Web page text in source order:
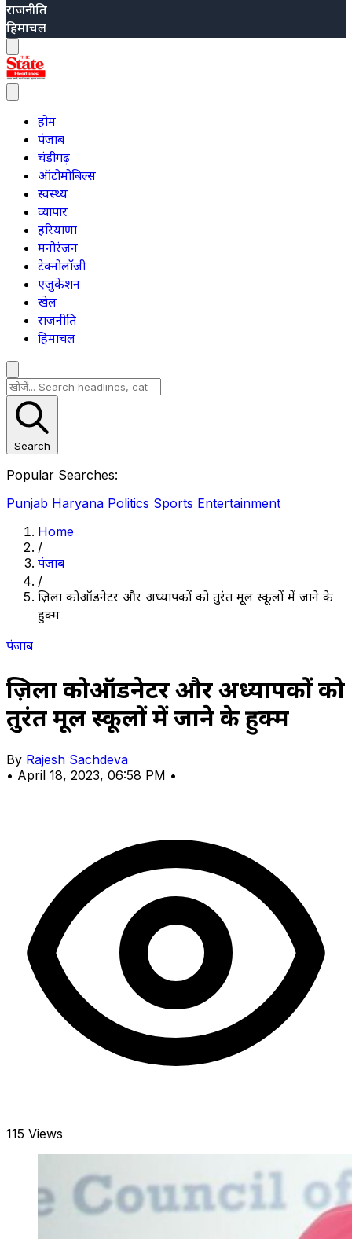
राजनीति
हिमाचल
होम
पंजाब
चंडीगढ़
ऑटोमोबिल्स
स्वस्थ्य
व्यापार
हरियाणा
मनोरंजन
टेक्नोलॉजी
एजुकेशन
खेल
राजनीति
हिमाचल
Search
Popular Searches:
Punjab Haryana Politics Sports Entertainment
Home
/
पंजाब
/
ज़िला कोऑर्डीनेटर और अध्यापकों को तुरंत मूल स्कूलों में जाने के
हुक्म
पंजाब
ज़िला कोऑर्डीनेटर और अध्यापकों को
तुरंत मूल स्कूलों में जाने के हुक्म
By Rajesh Sachdeva
• April 18, 2023, 06:58 PM •
115 Views